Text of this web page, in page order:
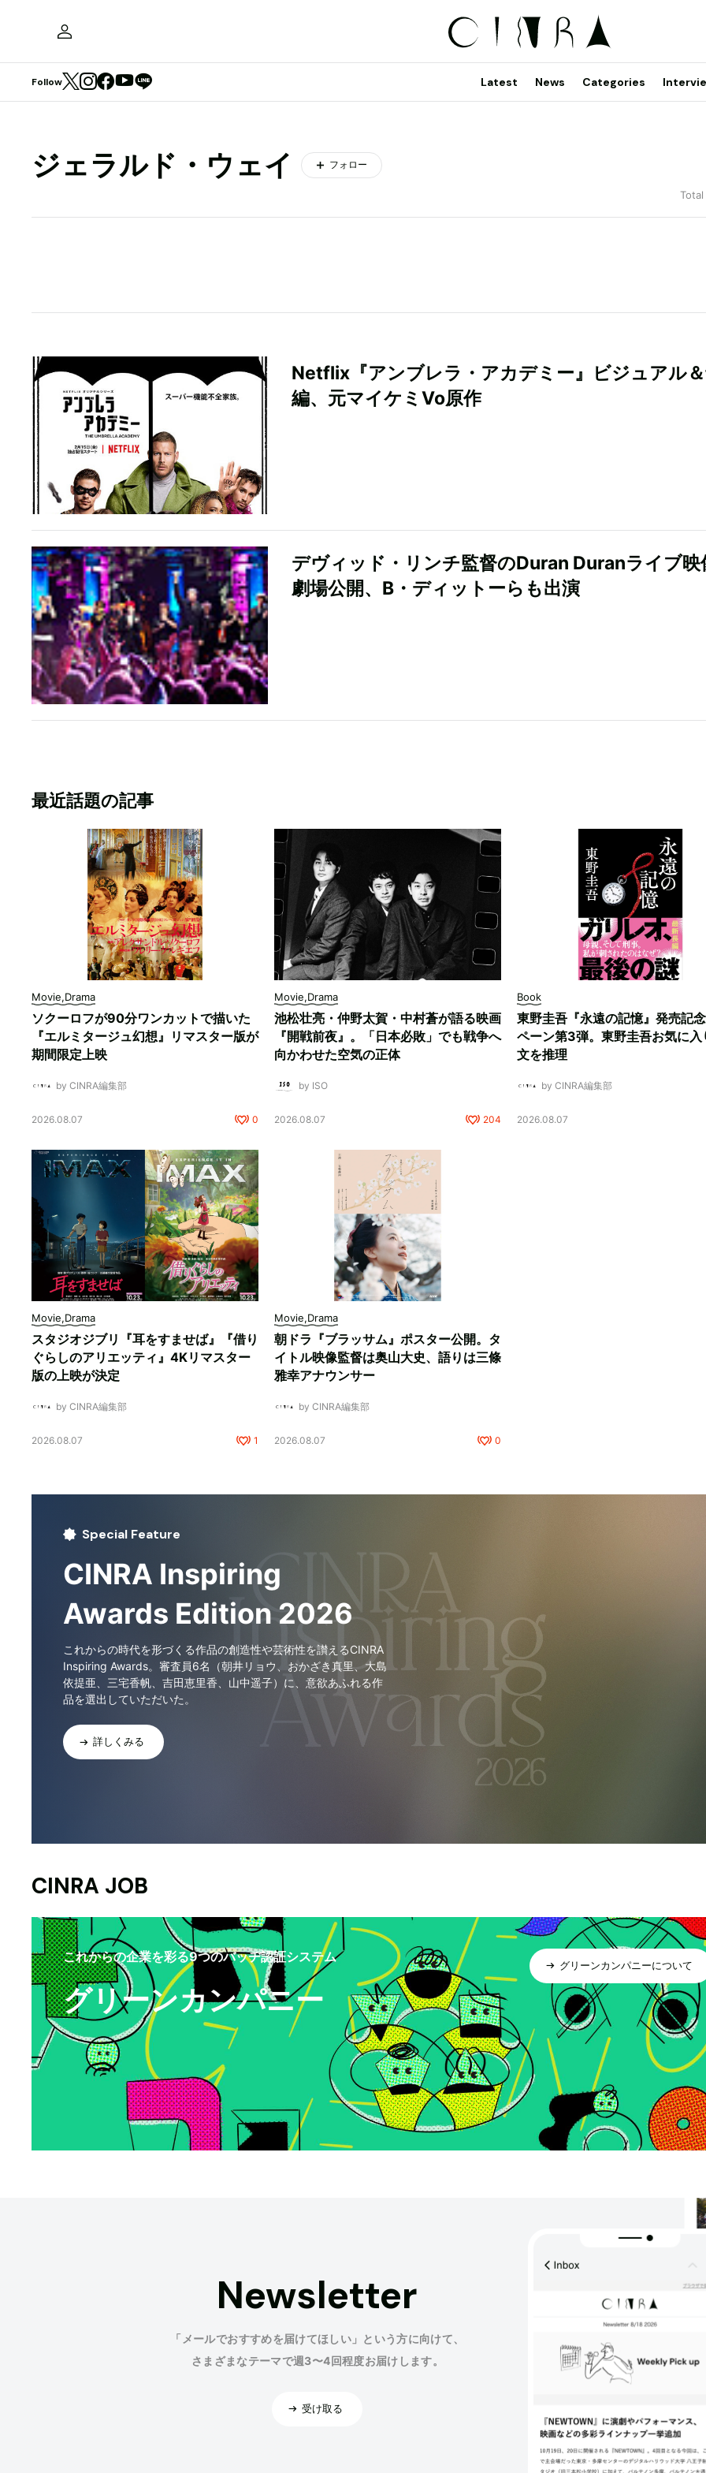
Follow Latest News Categories
ジェラルド・ウェイ フォロー
Netflix『アンブレラ・アカデミー』ビジュアル
編、元マイケミVo原作
デヴィッド・リンチ監督のDuran Duranライブ映
劇場公開、B・ディットーらも出演
最近話題の記事
Movie,Drama
ソクーロフが90分ワンカットで描いた
『エルミタージュ幻想』リマスター版が
期間限定上映
by CINRA編集部
2026.08.07 0
Movie,Drama
池松壮亮・仲野太賀・中村蒼が語る映画
『開戦前夜』。「日本必敗」でも戦争へ
向かわせた空気の正体
by ISO
2026.08.07 204
Book
東野圭吾『永遠の記憶』発売記
ペーン第3弾。東野圭吾お気に入
文を推理
by CINRA編集部
2026.08.07
Movie,Drama
スタジオジブリ『耳をすませば』『借り
ぐらしのアリエッティ』4Kリマスター
版の上映が決定
by CINRA編集部
2026.08.07 1
Movie,Drama
朝ドラ『ブラッサム』ポスター公開。タ
イトル映像監督は奥山大史、語りは三條
雅幸アナウンサー
by CINRA編集部
2026.08.07 0
Special Feature
CINRA Inspiring
Awards Edition 2026
これからの時代を形づくる作品の創造性や芸術性を讃えるCINRA
Inspiring Awards。審査員6名（朝井リョウ、おかざき真里、大島
依提亜、三宅香帆、吉田恵里香、山中遥子）に、意欲あふれる作
品を選出していただいた。
詳しくみる
CINRA JOB
これからの企業を彩る9つのバッヂ認証システム
グリーンカンパニー
グリーンカンパニーについて
Newsletter
「メールでおすすめを届けてほしい」という方に向けて、
さまざまなテーマで週3〜4回程度お届けします。
受け取る